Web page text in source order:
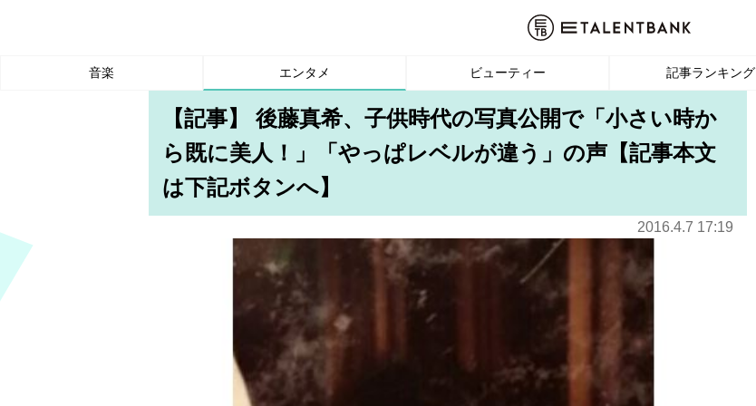
音楽 エンタメ ビューティー 記事ランキング
【記事】 後藤真希、子供時代の写真公開で「小さい時か
ら既に美人！」「やっぱレベルが違う」の声【記事本文
は下記ボタンへ】
2016.4.7 17:19